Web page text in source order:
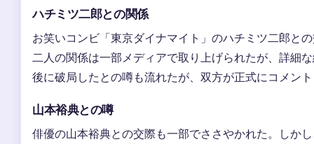
ハチミツ二郎との関係
お笑いコンビ「東京ダイナマイト」のハチミツ二郎と
二人の関係は一部メディアで取り上げられたが、詳細
後に破局したとの噂も流れたが、双方が正式にコメン
山本裕典との噂
俳優の山本裕典との交際も一部でささやかれた。しか